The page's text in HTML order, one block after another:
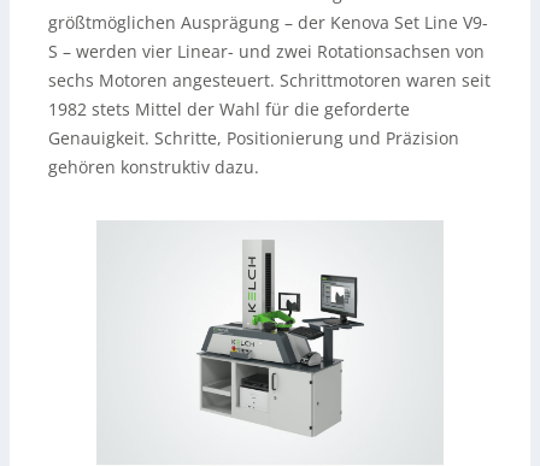
größtmöglichen Ausprägung – der Kenova Set Line V9-
S – werden vier Linear- und zwei Rotationsachsen von
sechs Motoren angesteuert. Schrittmotoren waren seit
1982 stets Mittel der Wahl für die geforderte
Genauigkeit. Schritte, Positionierung und Präzision
gehören konstruktiv dazu.